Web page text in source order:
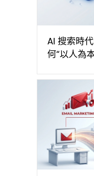
AI 搜索時
何“以人為